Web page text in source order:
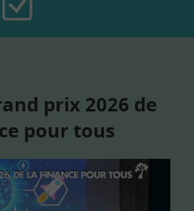
prix 2026 de
pour tous